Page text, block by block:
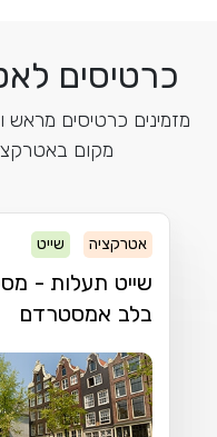
כרטיסים
מזמינים כרטיסים מראש
מקום
אטרקציה שייט
שייט תעלות -
בלב אמסטרדם